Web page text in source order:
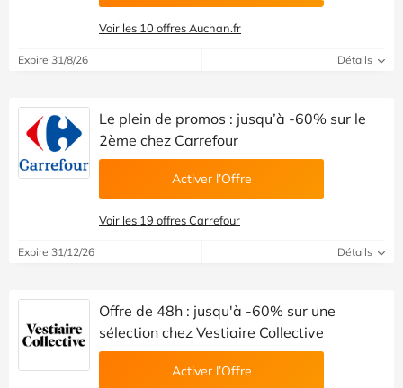
Voir les 10 offres Auchan.fr
Expire 31/8/26 Détails
Le plein de promos : jusqu’à -60% sur le
2ème chez Carrefour
Activer l’Offre
Voir les 19 offres Carrefour
Expire 31/12/26 Détails
Offre de 48h : jusqu'à -60% sur une
sélection chez Vestiaire Collective
Activer l’Offre